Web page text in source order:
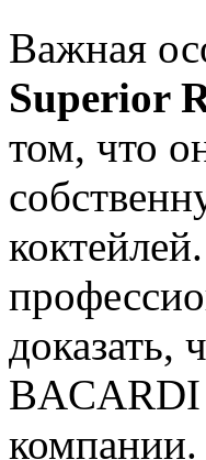
Важная
Superior
том, что
доказать,
BACARDI
компании.